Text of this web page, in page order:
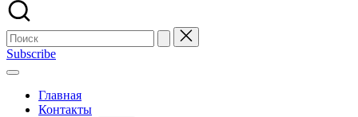
Поиск
для:
Subscribe
Главная
Контакты